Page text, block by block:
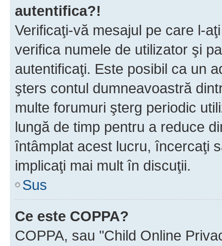
autentifica?!
Verificaţi-vă mesajul pe care l-
verifica numele de utilizator şi
autentificaţi. Este posibil ca un
şters contul dumneavoastră
multe forumuri şterg periodic
lungă de timp pentru a reduce
întâmplat acest lucru, încercaţi
implicaţi mai mult în discuţii.
Sus
Ce este COPPA?
COPPA, sau "Child Online